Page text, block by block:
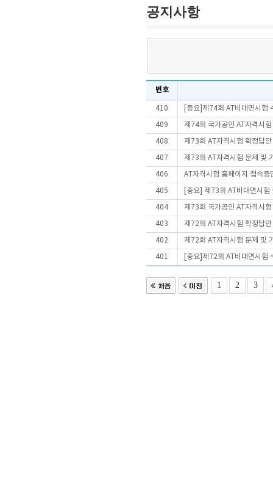
공지사항
번호
410 [중요]제74회 AT비대면시험
409 제74회 국가공인 AT자격시
408 제73회 AT자격시험 확정답
407 제73회 AT자격시험 문제 및
406 AT자격시험 홈페이지 접속중
405 [중요] 제73회 AT비대면시험
404 제73회 국가공인 AT자격시
403 제72회 AT자격시험 확정답
402 제72회 AT자격시험 문제 및
401 [중요]제72회 AT비대면시험
1 2 3